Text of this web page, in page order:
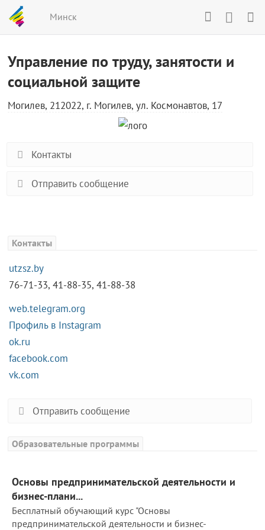
Минск
Управление по труду, занятости и
социальной защите
Могилев, 212022, г. Могилев, ул. Космонавтов, 17
Контакты
Отправить сообщение
Контакты
utzsz.by
76-71-33, 41-88-35, 41-88-38
web.telegram.org
Профиль в Instagram
ok.ru
facebook.com
vk.com
Отправить сообщение
Образовательные программы
Основы предпринимательской деятельности и
бизнес-плани...
Бесплатный обучающий курс "Основы
предпринимательской деятельности и бизнес-